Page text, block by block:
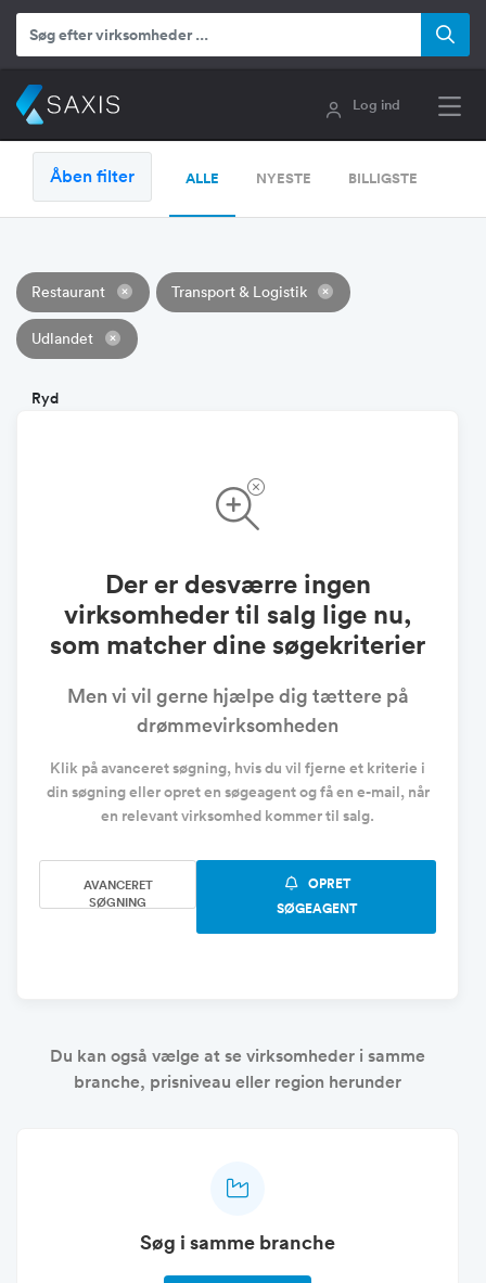
Log ind
Åben filter ALLE NYESTE BILLIGSTE
Restaurant Transport & Logistik
Udlandet
Ryd
Der er desværre ingen
virksomheder til salg lige nu,
som matcher dine søgekriterier
Men vi vil gerne hjælpe dig tættere på
drømmevirksomheden
Klik på avanceret søgning, hvis du vil fjerne et kriterie i
din søgning eller opret en søgeagent og få en e-mail, når
en relevant virksomhed kommer til salg.
AVANCERET
SØGNING
OPRET
SØGEAGENT
Du kan også vælge at se virksomheder i samme
branche, prisniveau eller region herunder
Søg i samme branche